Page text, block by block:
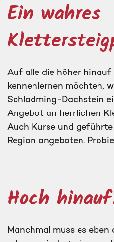
Ein wahres
Auf alle die höher hinauf
kennenlernen möchten,
Schladming-Dachstein
Angebot an herrlichen
Auch Kurse und
Region angeboten.
Hoch
Manchmal muss es